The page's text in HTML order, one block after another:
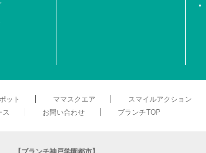
ット ママスクエア スマイルアクション
ス
お問い合わせ ブランチTOP